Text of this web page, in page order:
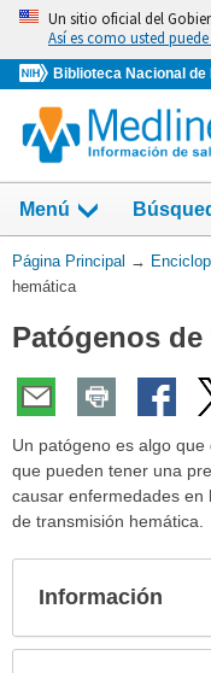
Omita
vaya
al
Contenido
Un sitio oficial del
Así es como usted
Biblioteca Nacional de
Menú
Usted
está
Página Principal →
hemática
Patógenos
Un patógeno es algo
que pueden tener una
causar enfermedades en
de transmisión hemática.
Información